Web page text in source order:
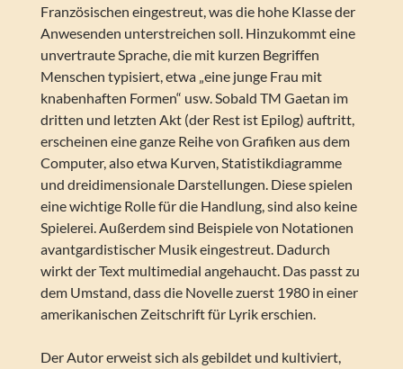
Französischen eingestreut, was die hohe Klasse der
Anwesenden unterstreichen soll. Hinzukommt eine
unvertraute Sprache, die mit kurzen Begriffen
Menschen typisiert, etwa „eine junge Frau mit
knabenhaften Formen“ usw. Sobald TM Gaetan im
dritten und letzten Akt (der Rest ist Epilog) auftritt,
erscheinen eine ganze Reihe von Grafiken aus dem
Computer, also etwa Kurven, Statistikdiagramme
und dreidimensionale Darstellungen. Diese spielen
eine wichtige Rolle für die Handlung, sind also keine
Spielerei. Außerdem sind Beispiele von Notationen
avantgardistischer Musik eingestreut. Dadurch
wirkt der Text multimedial angehaucht. Das passt zu
dem Umstand, dass die Novelle zuerst 1980 in einer
amerikanischen Zeitschrift für Lyrik erschien.
Der Autor erweist sich als gebildet und kultiviert,